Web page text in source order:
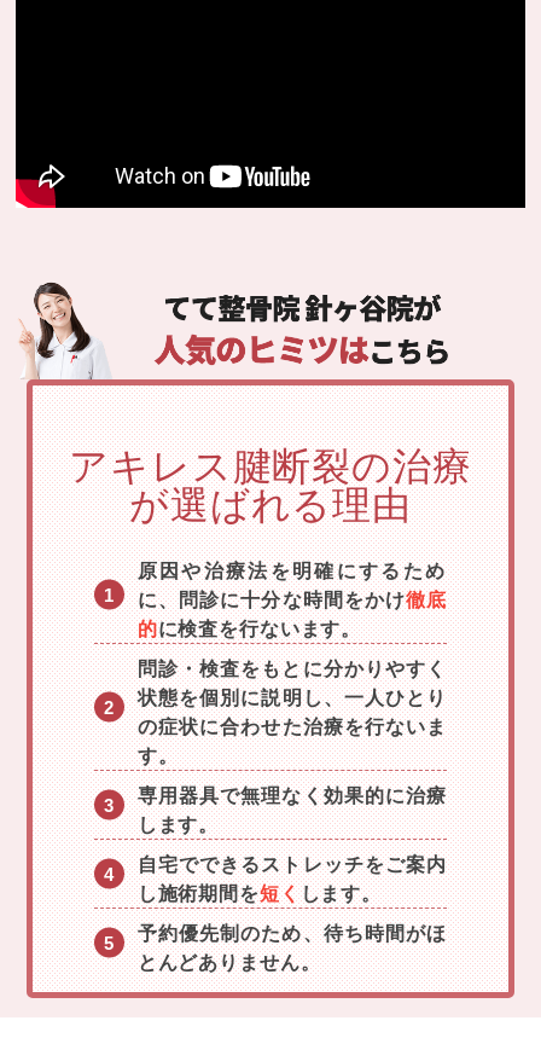
アキレス腱断裂の治療
が選ばれる理由
原因や治療法を明確にするため
に、問診に十分な時間をかけ徹底
的に検査を行ないます。
問診・検査をもとに分かりやすく
状態を個別に説明し、一人ひとり
の症状に合わせた治療を行ないま
す。
専用器具で無理なく効果的に治療
します。
自宅でできるストレッチをご案内
し施術期間を短くします。
予約優先制のため、待ち時間がほ
とんどありません。